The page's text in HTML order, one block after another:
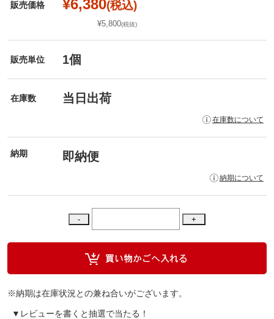
販売価格 ¥6,380(税込)
¥5,800(税抜)
販売単位 1個
在庫数 当日出荷
在庫数について
納期 即納便
納期について
※納期は在庫状況との兼ね合いがございます。
▼レビューを書くと抽選で当たる！